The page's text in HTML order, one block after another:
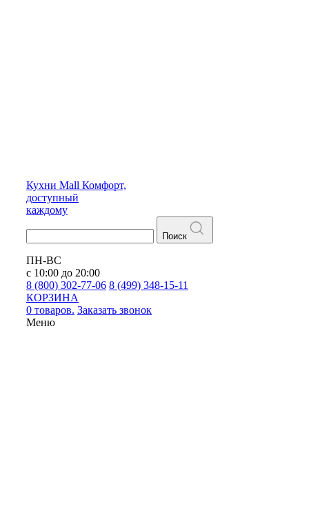
Кухни Mall Комфорт,
доступный
каждому
Поиск
ПН-ВС
с 10:00 до 20:00
8 (800) 302-77-06 8 (499) 348-15-11
КОРЗИНА
0 товаров. Заказать звонок
Меню